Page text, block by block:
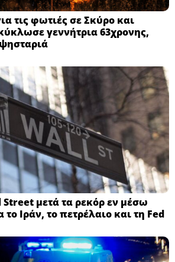
τις φωτιές σε Σκύρο και
γεννήτρια 63χρονης,
μετά τα ρεκόρ εν μέσω
το Ιράν, το πετρέλαιο και τη Fed